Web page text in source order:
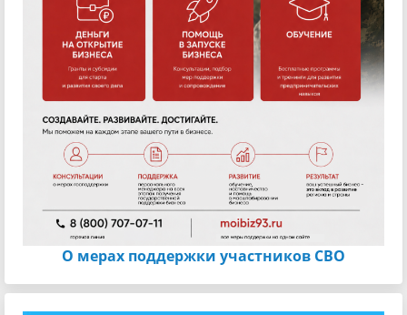
О мерах поддержки участников СВО